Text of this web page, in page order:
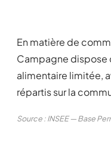
En matière de
Campagne
alimentaire limitée,
répartis sur la
Source : INSEE — Base